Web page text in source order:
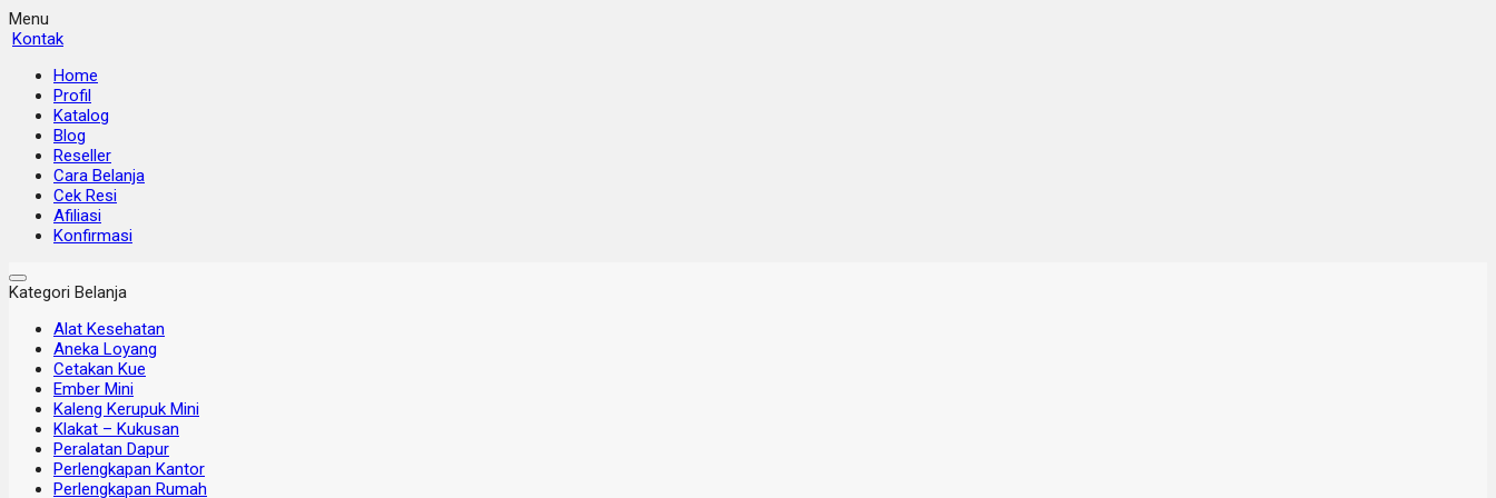
Menu
Kontak
Home
Profil
Katalog
Blog
Reseller
Cara Belanja
Cek Resi
Afiliasi
Konfirmasi
Kategori Belanja
Alat Kesehatan
Aneka Loyang
Cetakan Kue
Ember Mini
Kaleng Kerupuk Mini
Klakat – Kukusan
Peralatan Dapur
Perlengkapan Kantor
Perlengkapan Rumah